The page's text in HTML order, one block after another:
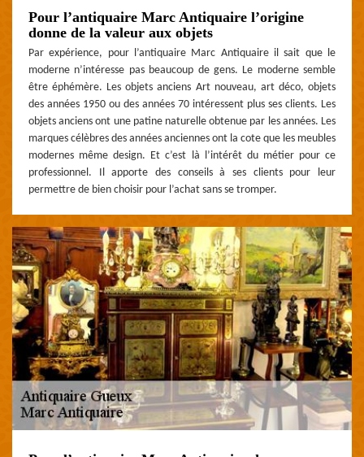
Pour l’antiquaire Marc Antiquaire l’origine
donne de la valeur aux objets
Par expérience, pour l’antiquaire Marc Antiquaire il sait que le
moderne n’intéresse pas beaucoup de gens. Le moderne semble
être éphémère. Les objets anciens Art nouveau, art déco, objets
des années 1950 ou des années 70 intéressent plus ses clients. Les
objets anciens ont une patine naturelle obtenue par les années. Les
marques célèbres des années anciennes ont la cote que les meubles
modernes même design. Et c’est là l’intérêt du métier pour ce
professionnel. Il apporte des conseils à ses clients pour leur
permettre de bien choisir pour l’achat sans se tromper.